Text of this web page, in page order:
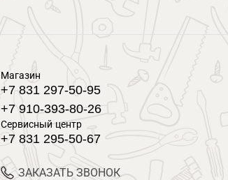
Магазин
+7 831 297-50-95
+7 910-393-80-26
Сервисный центр
+7 831 295-50-67
ЗАКАЗАТЬ ЗВОНОК